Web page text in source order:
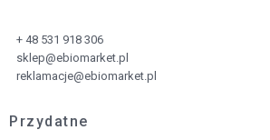
+ 48 531 918 306
sklep@ebiomarket.pl
reklamacje@ebiomarket.pl
Przydatne